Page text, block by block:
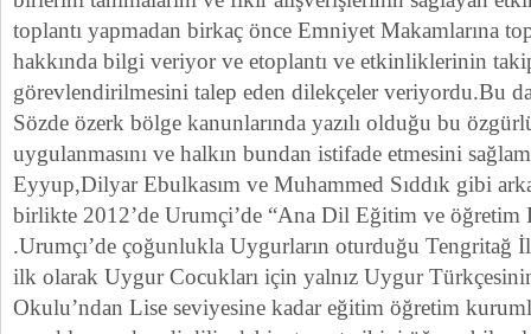
toplantı yapmadan birkaç önce Emniyet Makamlarına
hakkında bilgi veriyor ve etoplantı ve etkinliklerinin
görevlendirilmesini talep eden dilekçeler veriyordu.Bu
Sözde özerk bölge kanunlarında yazılı olduğu bu
uygulanmasını ve halkın bundan istifade etmesini
Eyyup,Dilyar Ebulkasım ve Muhammed Sıddık gibi
birlikte 2012’de Urumçi’de “Ana Dil Eğitim ve öğretim
.Urumçı’de çoğunlukla Uygurların oturduğu Tengritağ
ilk olarak Uygur Cocukları için yalnız Uygur
Okulu’ndan Lise seviyesine kadar eğitim öğretim